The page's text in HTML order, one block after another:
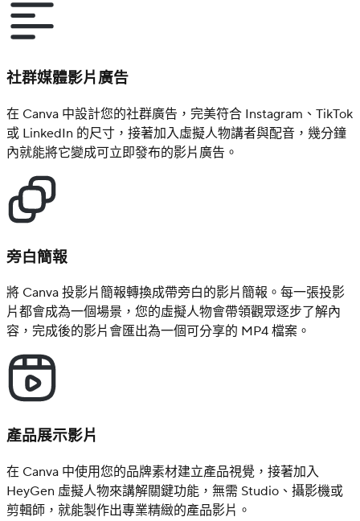
社群媒體影片廣告
在 Canva 中設計您的社群廣告，完美符合 Instagram、TikTok
或 LinkedIn 的尺寸，接著加入虛擬人物講者與配音，幾分鐘
內就能將它變成可立即發布的影片廣告。
旁白簡報
將 Canva 投影片簡報轉換成帶旁白的影片簡報。每一張投影
片都會成為一個場景，您的虛擬人物會帶領觀眾逐步了解內
容，完成後的影片會匯出為一個可分享的 MP4 檔案。
產品展示影片
在 Canva 中使用您的品牌素材建立產品視覺，接著加入
HeyGen 虛擬人物來講解關鍵功能，無需 Studio、攝影機或
剪輯師，就能製作出專業精緻的產品影片。